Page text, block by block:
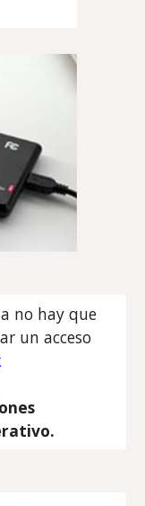
no hay que
un acceso